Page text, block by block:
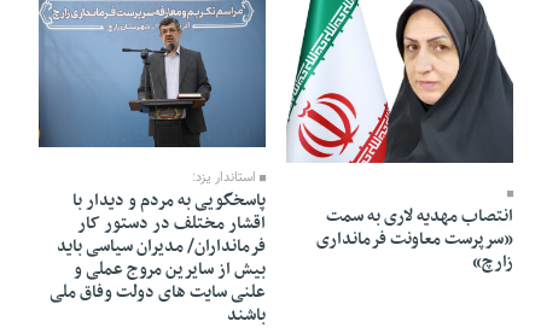
انتصاب مهدیه لاری به سمت
«سرپرست معاونت فرمانداری
زارچ»
استاندار یزد:
پاسخگویی به مردم و دیدار با
اقشار مختلف در دستور کار
فرمانداران/ مدیران سیاسی باید
بیش از سایرین مروج عملی و
علنی سایت های دولت وفاق ملی
باشند